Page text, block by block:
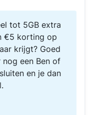
tot 5GB extra
€5 korting op
krijgt? Goed
een Ben of
en je dan